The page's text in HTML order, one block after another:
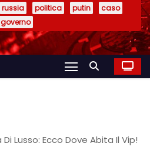
russia politica putin
caso
governo
Lusso: Ecco Dove Abita Il Vip!